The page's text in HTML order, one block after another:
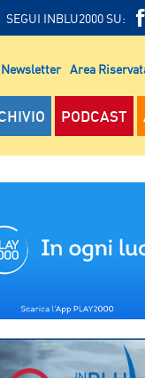
SEGUI INBLU2000 SU:
Newsletter Area
PODCAST